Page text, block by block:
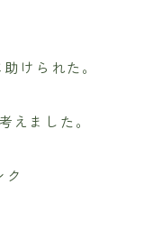
けられた。
えました。
ク